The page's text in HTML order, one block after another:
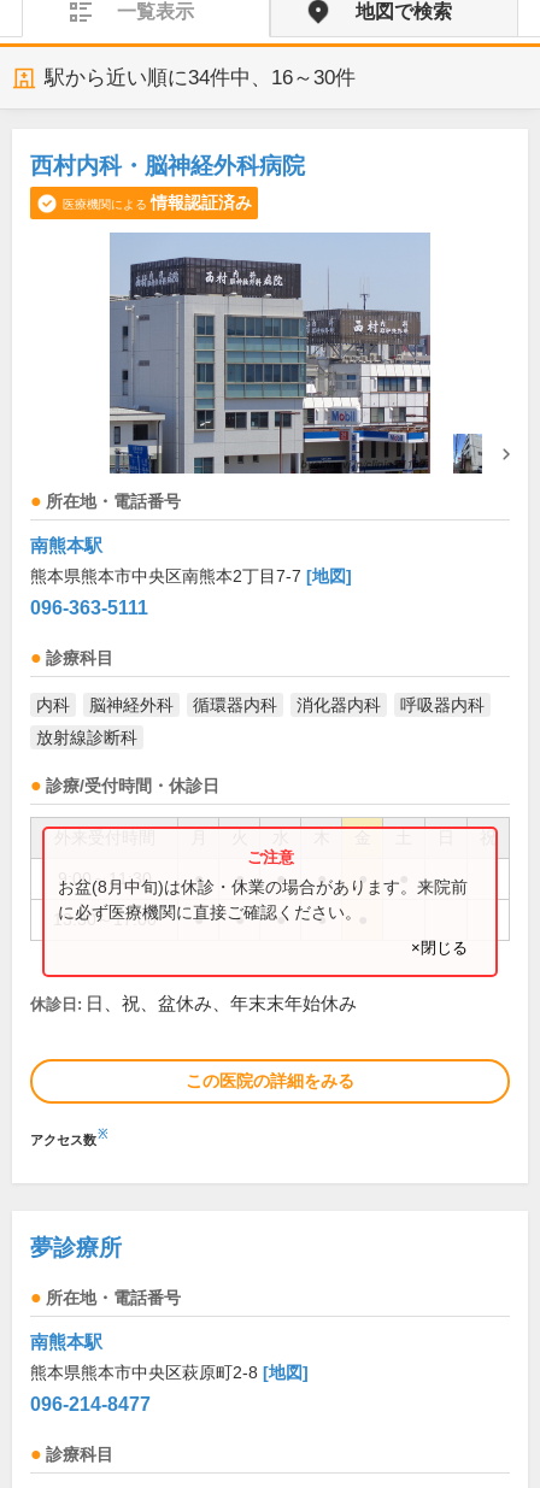
一覧表示 地図で検索
駅から近い順に34件中、 16～30件
西村内科・脳神経外科病院
医療機関による 情報認証済み
所在地・電話番号
南熊本駅
熊本県熊本市中央区南熊本2丁目7-7 [地図]
096-363-5111
診療科目
内科 脳神経外科 循環器内科 消化器内科
呼吸器内科
放射線診断科
診療/受付時間・休診日
祝
9:00～11:30 ● ● ● ● ●
13:30～17:00 ● ● ● ●
お盆(8月中旬)は休診・休業の場合があります。来院前
に必ず医療機関に直接ご確認ください。
×閉じる
休診日: 日、祝、盆休み、年末末年始休み
この医院の詳細をみる
アクセス数※
夢診療所
所在地・電話番号
南熊本駅
熊本県熊本市中央区萩原町2-8 [地図]
096-214-8477
診療科目